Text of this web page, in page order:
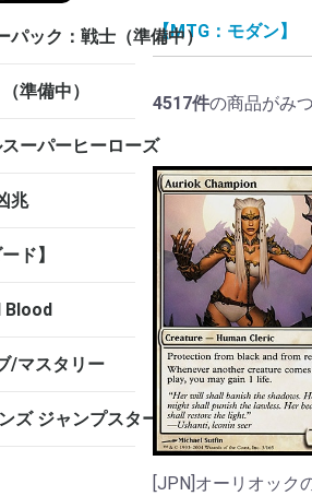
パック：戦士（準備中）
準備中）
スーパーヒーローズ
兆
ド】
Blood
/マスタリー
ズ ジャンプスタート
【MTG：モダン】
4517件の商品がみ
[JPN]オーリオック